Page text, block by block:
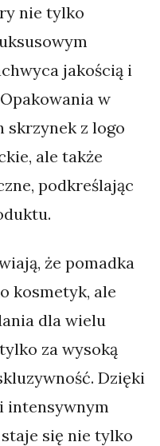
nie tylko
jakością i
w
skrzynek z logo
ale także
podkreślając
że pomadka
kosmetyk, ale
dla wielu
za wysoką
Dzięki
intensywnym
się nie tylko